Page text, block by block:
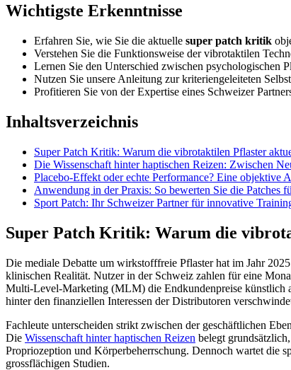
Wichtigste Erkenntnisse
Erfahren Sie, wie Sie die aktuelle super patch kritik
Verstehen Sie die Funktionsweise der vibrotaktilen
Lernen Sie den Unterschied zwischen psychologischen
Nutzen Sie unsere Anleitung zur kriteriengeleiteten
Profitieren Sie von der Expertise eines Schweizer
Inhaltsverzeichnis
Super Patch Kritik: Warum die vibrotaktilen Pflaster
Die Wissenschaft hinter haptischen Reizen: Zwischen
Placebo-Effekt oder echte Performance? Eine objektive
Anwendung in der Praxis: So bewerten Sie die Patches
Sport Patch: Ihr Schweizer Partner für innovative
Super Patch Kritik: Warum die
Die mediale Debatte um wirkstofffreie Pflaster hat im Jahr
klinischen Realität. Nutzer in der Schweiz zahlen für eine
Multi-Level-Marketing (MLM) die Endkundenpreise künstlich
hinter den finanziellen Interessen der Distributoren
Fachleute unterscheiden strikt zwischen der geschäftlichen
Die Wissenschaft hinter haptischen Reizen belegt
Propriozeption und Körperbeherrschung. Dennoch wartet die
grossflächigen Studien.